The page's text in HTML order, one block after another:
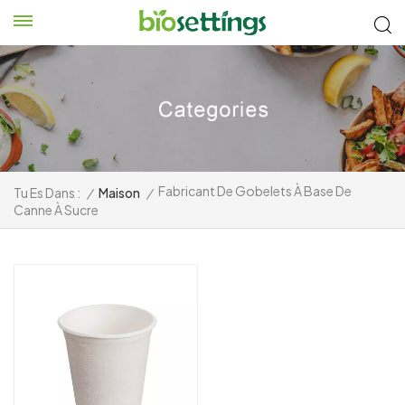
Tu Es Dans : / Maison / Fabricant De Gobelets À Base De
Canne À Sucre